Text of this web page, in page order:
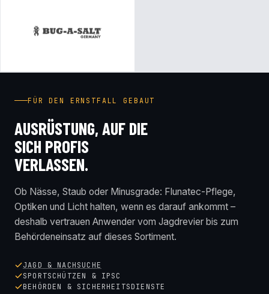
FÜR DEN ERNSTFALL GEBAUT
AUSRÜSTUNG, AUF DIE
SICH PROFIS
VERLASSEN.
Ob Nässe, Staub oder Minusgrade: Flunatec-Pflege,
Optiken und Licht halten, wenn es darauf ankommt –
deshalb vertrauen Anwender vom Jagdrevier bis zum
Behördeneinsatz auf dieses Sortiment.
JAGD & NACHSUCHE
SPORTSCHÜTZEN & IPSC
BEHÖRDEN & SICHERHEITSDIENSTE